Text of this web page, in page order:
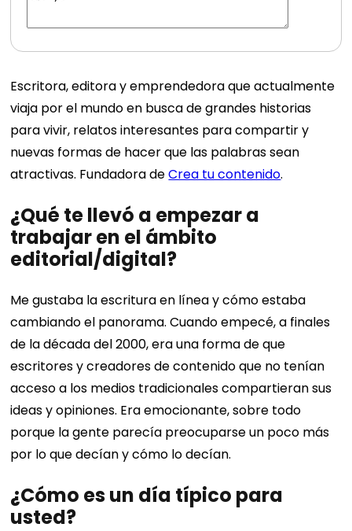
Escritora, editora y emprendedora que actualmente
viaja por el mundo en busca de grandes historias
para vivir, relatos interesantes para compartir y
nuevas formas de hacer que las palabras sean
atractivas. Fundadora deCrea tu contenido.
¿Qué te llevó a empezar a
trabajar en el ámbito
editorial/digital?
Me gustaba la escritura en línea y cómo estaba
cambiando el panorama. Cuando empecé, a finales
de la década del 2000, era una forma de que
escritores y creadores de contenido que no tenían
acceso a los medios tradicionales compartieran sus
ideas y opiniones. Era emocionante, sobre todo
porque la gente parecía preocuparse un poco más
por lo que decían y cómo lo decían.
¿Cómo es un día típico para
usted?